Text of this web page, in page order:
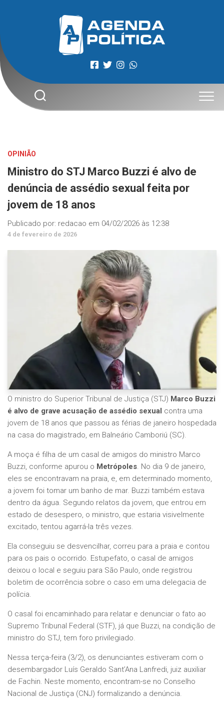
OPINIÃO
Ministro do STJ Marco Buzzi é alvo de
denúncia de assédio sexual feita por
jovem de 18 anos
Publicado por: redacao em 04/02/2026 às 12:38
4 de fevereiro de 2026
O ministro do Superior Tribunal de Justiça (STJ) Marco Buzzi
é alvo de grave acusação de assédio sexual contra uma
jovem de 18 anos que passou as férias de janeiro hospedada
na casa do magistrado, em Balneário Camboriú (SC).
A moça é filha de um casal de amigos do ministro Marco
Buzzi, conforme apurou o Metrópoles. No dia 9 de janeiro,
eles se encontravam na praia, e, em determinado momento,
a jovem foi tomar um banho de mar. Buzzi também estava
dentro da água. Segundo relatos da jovem, que entrou em
estado de desespero, o ministro, que estaria visivelmente
excitado, tentou agarrá-la três vezes.
Ela conseguiu se desvencilhar, correu para a praia e contou
para os pais o ocorrido. Estupefato, o casal de amigos
deixou o local e seguiu para São Paulo, onde registrou
boletim de ocorrência sobre o caso em uma delegacia de
polícia.
O casal foi encaminhado para relatar e denunciar o fato ao
Supremo Tribunal Federal (STF), já que Buzzi, na condição de
ministro do STJ, tem foro privilegiado.
Nessa terça-feira (3/2), os denunciantes estiveram com o
desembargador Luís Geraldo Sant’Ana Lanfredi, juiz auxiliar
de Fachin. Neste momento, encontram-se no Conselho
Nacional de Justiça (CNJ) formalizando a denúncia.